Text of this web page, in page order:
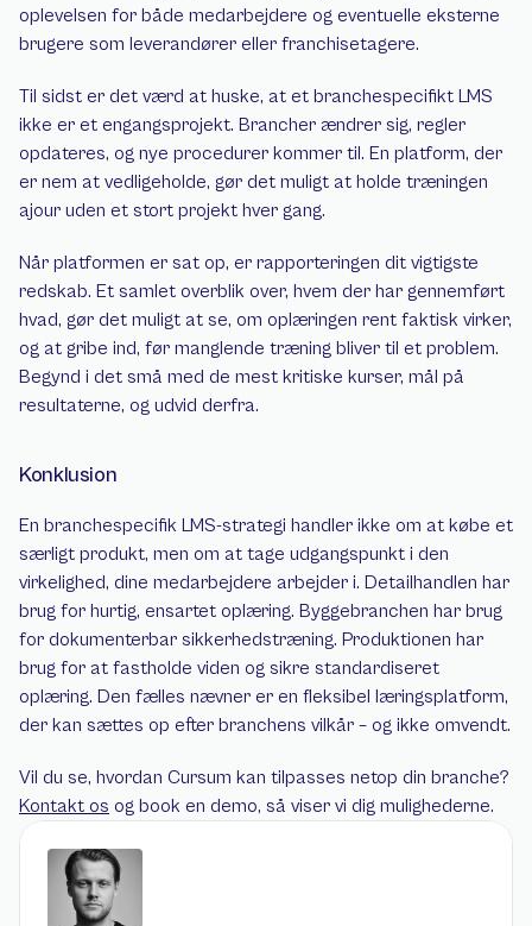
oplevelsen for både medarbejdere og eventuelle eksterne
brugere som leverandører eller franchisetagere.
Til sidst er det værd at huske, at et branchespecifikt LMS
ikke er et engangsprojekt. Brancher ændrer sig, regler
opdateres, og nye procedurer kommer til. En platform, der
er nem at vedligeholde, gør det muligt at holde træningen
ajour uden et stort projekt hver gang.
Når platformen er sat op, er rapporteringen dit vigtigste
redskab. Et samlet overblik over, hvem der har gennemført
hvad, gør det muligt at se, om oplæringen rent faktisk virker,
og at gribe ind, før manglende træning bliver til et problem.
Begynd i det små med de mest kritiske kurser, mål på
resultaterne, og udvid derfra.
Konklusion
En branchespecifik LMS-strategi handler ikke om at købe et
særligt produkt, men om at tage udgangspunkt i den
virkelighed, dine medarbejdere arbejder i. Detailhandlen har
brug for hurtig, ensartet oplæring. Byggebranchen har brug
for dokumenterbar sikkerhedstræning. Produktionen har
brug for at fastholde viden og sikre standardiseret
oplæring. Den fælles nævner er en fleksibel læringsplatform,
der kan sættes op efter branchens vilkår – og ikke omvendt.
Kontakt os og book en demo, så viser vi dig mulighederne.